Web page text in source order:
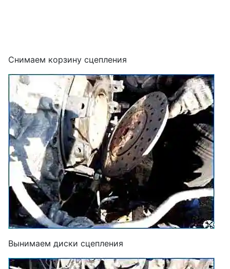
Снимаем корзину сцепления
Вынимаем диски сцепления